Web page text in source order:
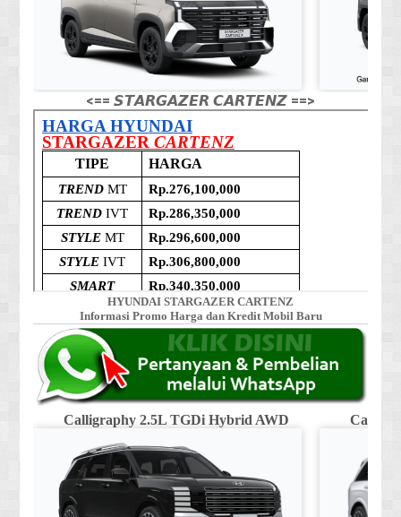
<== 𝙎𝙏𝘼𝙍𝙂𝘼𝙕𝙀𝙍 𝘾𝘼𝙍𝙏𝙀𝙉𝙕 ==>
HYUNDAI STARGAZER CARTENZ
Informasi Promo Harga dan Kredit Mobil Baru
Calligraphy 2.5L TGDi Hybrid AWD